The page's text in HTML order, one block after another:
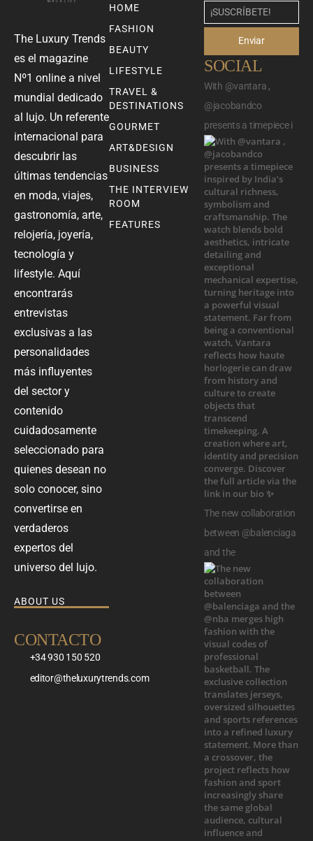
The Luxury Trends
es el magazine
Nº1 online a nivel
mundial dedicado
al lujo. Un referente
internacional para
descubrir las
últimas tendencias
en moda, viajes,
gastronomía, arte,
relojería, joyería,
tecnología y
lifestyle. Aquí
encontrarás
entrevistas
exclusivas a las
personalidades
más influyentes
del sector y
contenido
cuidadosamente
seleccionado para
quienes desean no
solo conocer, sino
convertirse en
verdaderos
expertos del
universo del lujo.
ABOUT US
CONTACTO
+34 930 150 520
editor@theluxurytrends.com
HOME
FASHION
BEAUTY
LIFESTYLE
TRAVEL &
DESTINATIONS
GOURMET
ART&DESIGN
BUSINESS
THE INTERVIEW
ROOM
FEATURES
Enviar
SOCIAL
With @vantara ,
@jacobandco
presents a timepiece i
The new collaboration
between @balenciaga
and the